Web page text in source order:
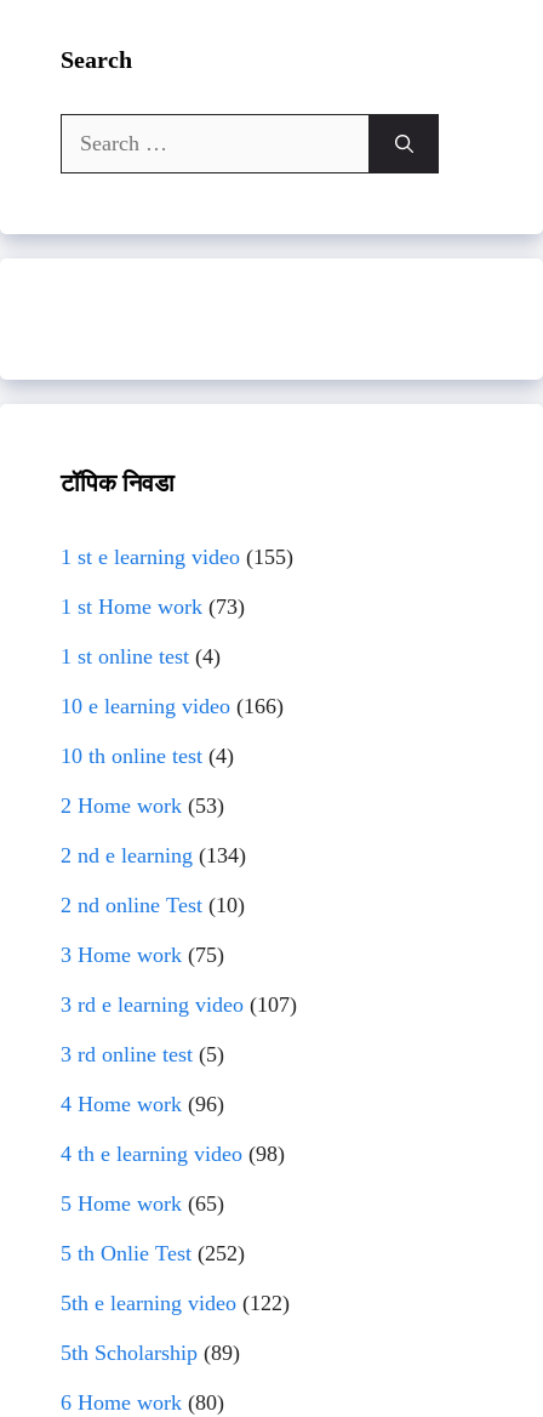
Search
Search
for:
टॉपिक निवडा
1 st e learning video (155)
1 st Home work (73)
1 st online test (4)
10 e learning video (166)
10 th online test (4)
2 Home work (53)
2 nd e learning (134)
2 nd online Test (10)
3 Home work (75)
3 rd e learning video (107)
3 rd online test (5)
4 Home work (96)
4 th e learning video (98)
5 Home work (65)
5 th Onlie Test (252)
5th e learning video (122)
5th Scholarship (89)
6 Home work (80)